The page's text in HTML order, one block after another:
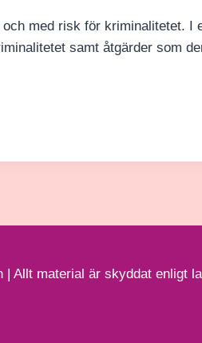
med risk för kriminalitetet.
samt åtgärder som
Allt material är skyddat enligt